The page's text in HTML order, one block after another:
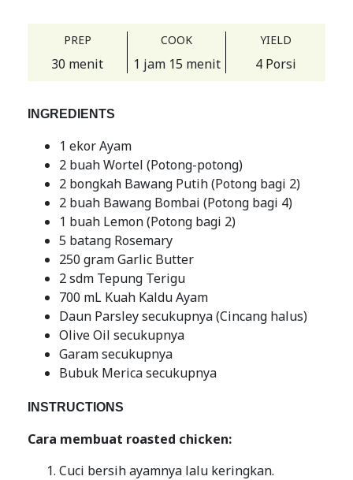
PREP
30 menit
COOK
1 jam 15 menit
YIELD
4 Porsi
INGREDIENTS
1 ekor Ayam
2 buah Wortel (Potong-potong)
2 bongkah Bawang Putih (Potong bagi 2)
2 buah Bawang Bombai (Potong bagi 4)
1 buah Lemon (Potong bagi 2)
5 batang Rosemary
250 gram Garlic Butter
2 sdm Tepung Terigu
700 mL Kuah Kaldu Ayam
Daun Parsley secukupnya (Cincang halus)
Olive Oil secukupnya
Garam secukupnya
Bubuk Merica secukupnya
INSTRUCTIONS
Cara membuat roasted chicken:
Cuci bersih ayamnya lalu keringkan.